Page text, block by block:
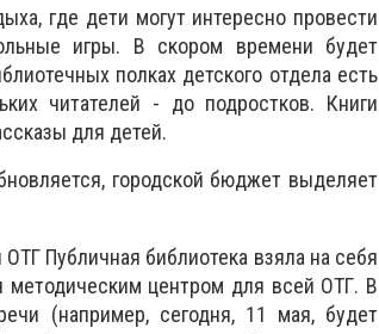
где дети могут интересно провести
игры. В скором времени будет
полках детского отдела есть
читателей - до подростков. Книги
для детей.
городской бюджет выделяет
Публичная библиотека взяла на себя
методическим центром для всей ОТГ. В
(например, сегодня, 11 мая, будет